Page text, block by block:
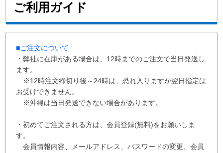
ご利用ガイド
■ご注文について
・弊社に在庫がある場合は、12時までのご注文で当日発送し
ます。
※12時注文締切り後～24時は、恐れ入りますが翌日指定は
お受けできません。
※沖縄は当日発送できない場合があります。
・初めてご注文される方は、会員登録(無料)をお願いしま
す。
会員情報内容、メールアドレス、パスワードの変更、会員